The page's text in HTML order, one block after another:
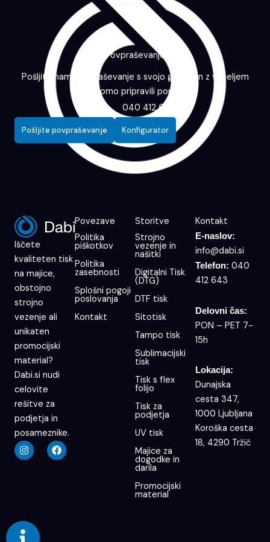
Povpraševanje
Pošljite nam povpraševanje s svojo grafiko in z veseljem
vam bomo pripravili ponudbo.
040 412 643
Pošljite povpraševanje Konfigurator
Iščete
kvaliteten tisk
na majice,
obstojno
strojno
vezenje ali
unikaten
promocijski
material?
Dabi.si nudi
celovite
rešitve za
podjetja in
posameznike.
I
n
s
m
F
a
c
Povezave
Politika
piškotkov
Politika
zasebnosti
Splošni pogoji
poslovanja
Kontakt
Storitve
Strojno
vezenje in
našitki
Digitalni Tisk
(DTG)
DTF tisk
Sitotisk
Tampo tisk
Sublimacijski
tisk
Tisk s flex
folijo
Tisk za
podjetja
UV tisk
Majice za
dogodke in
darila
Promocijski
material
Kontakt
E-naslov:
info@dabi.si
Telefon: 040
412 643
Delovni čas:
PON – PET 7-
15h
Lokacija:
Dunajska
cesta 347,
1000 Ljubljana
Koroška cesta
18, 4290 Tržič